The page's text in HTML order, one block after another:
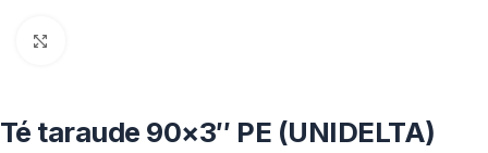
Té taraude 90×3″ PE (UNIDELTA)